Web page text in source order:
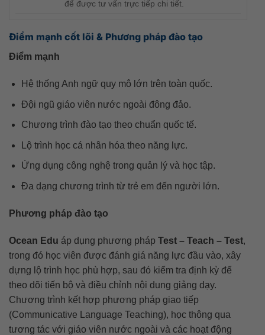
để được tư vấn trực tiếp chi tiết.
Điểm mạnh cốt lõi & Phương pháp đào tạo
Điểm mạnh
Hệ thống Anh ngữ quy mô lớn trên toàn quốc.
Đội ngũ giáo viên nước ngoài đông đảo.
Chương trình đào tạo theo chuẩn quốc tế.
Lộ trình học cá nhân hóa theo năng lực.
Ứng dụng công nghệ trong quản lý và học tập.
Đa dạng chương trình từ trẻ em đến người lớn.
Phương pháp đào tạo
Ocean Edu áp dụng phương pháp Test – Teach – Test,
trong đó học viên được đánh giá năng lực đầu vào, xây
dựng lộ trình học phù hợp, sau đó kiểm tra định kỳ để
theo dõi tiến bộ và điều chỉnh nội dung giảng dạy.
Chương trình kết hợp phương pháp giao tiếp
(Communicative Language Teaching), học thông qua
tương tác với giáo viên nước ngoài và các hoạt động